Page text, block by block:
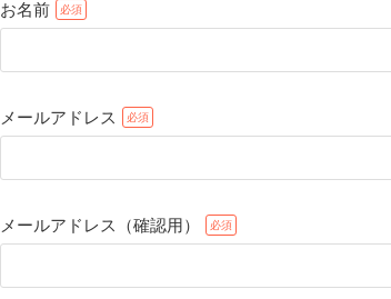
お名前
メールアドレス
メールアドレス（確認用）